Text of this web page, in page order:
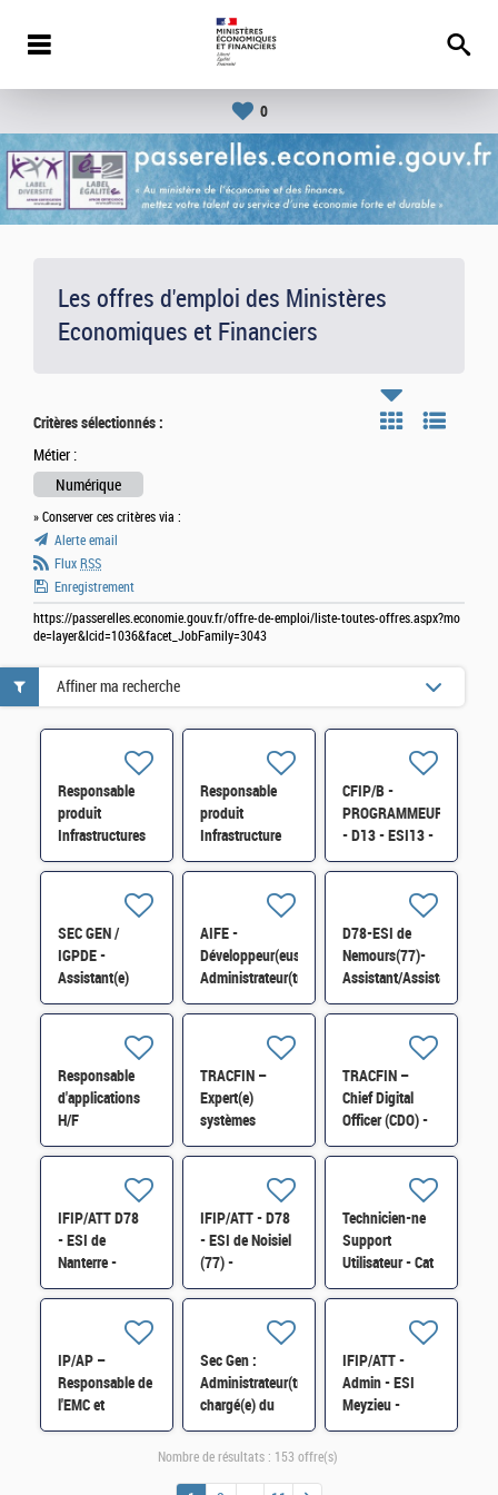
0
Les offres d'emploi des Ministères
Economiques et Financiers
Critères sélectionnés :
Métier :
Numérique
» Conserver ces critères via :
Alerte email
Flux RSS
Enregistrement
https://passerelles.economie.gouv.fr/offre-de-emploi/liste-toutes-offres.aspx?mo
de=layer&lcid=1036&facet_JobFamily=3043
Responsable
produit
Infrastructures
Réseaux et
Responsable
produit
Infrastructure
Linux et
CFIP/B -
PROGRAMMEUR
- D13 - ESI13 -
Exploitant(e)
SEC GEN /
IGPDE -
Assistant(e)
informatique de
AIFE -
Développeur(euse)
Administrateur(trice)
ServiceNow H/F
D78-ESI de
Nemours(77)-
Assistant/Assistante
support
technique
domaine pro)
H/F
Responsable
d'applications
H/F
TRACFIN –
Expert(e)
systèmes
d'exploitation et
TRACFIN –
Chief Digital
Officer (CDO) -
Architecte
Systèmes H/F
IFIP/ATT D78
- ESI de
Nanterre -
Architecte
IFIP/ATT - D78
- ESI de Noisiel
(77) -
Exploitant-
environnement
virtualisé H/F
Technicien-ne
Support
Utilisateur - Cat
B - ESI de
IP/AP –
Responsable de
l'EMC et
coordinateur
Sec Gen :
Administrateur(trice)
chargé(e) du
maintien en
condition de
IFIP/ATT -
Admin - ESI
Meyzieu -
Chef(fe) de
Affiner ma recherche
Nombre de résultats : 153 offre(s)